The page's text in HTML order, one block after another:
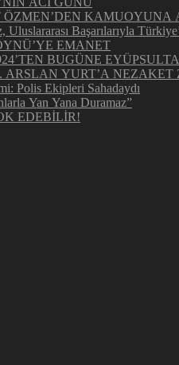
KAMUOYUNA
Uluslararası Başarılarıyla
EMANET
BUGÜNE
YURT’A NEZAKET
Polis Ekipleri Sahadaydı
Yan Yana Duramaz”
EDEBİLİR!